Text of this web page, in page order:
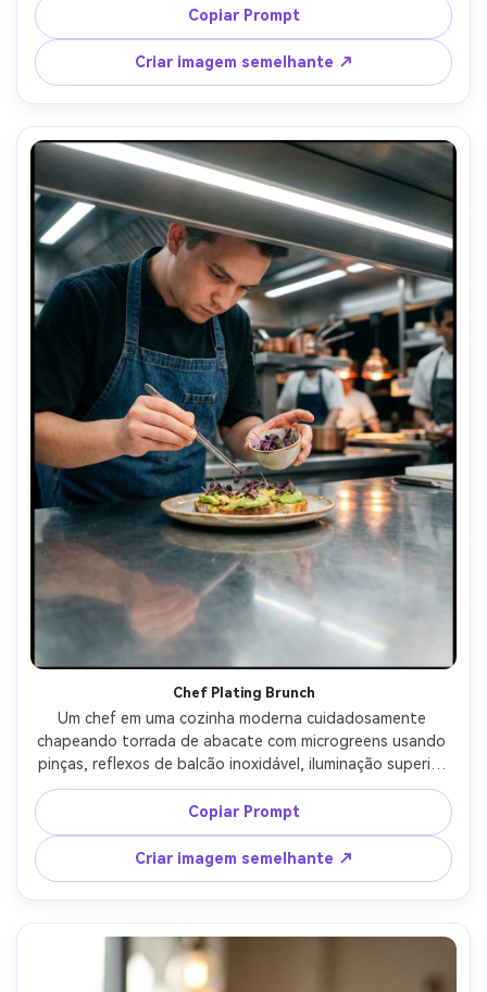
documentários, disparado na lente de 50mm, textura e
movimento da pele realista, profundidade de campo
rasa-AR 4:5
Copiar Prompt
Criar imagem semelhante ↗
Chef Plating Brunch
Um chef em uma cozinha moderna cuidadosamente
chapeando torrada de abacate com microgreens usando
pinças, reflexos de balcão inoxidável, iluminação superior
suave, vibração de preparação de restaurante
cinematográfico, disparado em lente de 35mm, moldura
de meio corpo com a placa em foco nítido, detalhe
fotorealista-AR 4:5
Copiar Prompt
Criar imagem semelhante ↗